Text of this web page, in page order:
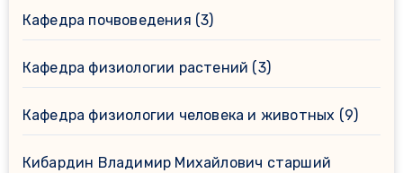
Кафедра почвоведения (3)
Кафедра физиологии растений (3)
Кафедра физиологии человека и животных (9)
Кибардин Владимир Михайлович старший